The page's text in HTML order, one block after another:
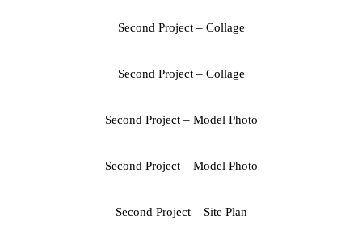
Second Project – Collage
Second Project – Collage
Second Project – Model Photo
Second Project – Model Photo
Second Project – Site Plan